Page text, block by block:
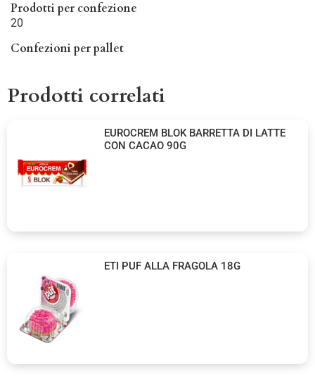
Prodotti per confezione
20
Confezioni per pallet
Prodotti correlati
EUROCREM BLOK BARRETTA DI LATTE
CON CACAO 90G
ETI PUF ALLA FRAGOLA 18G